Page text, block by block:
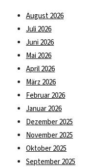
August 2026
Juli 2026
Juni 2026
Mai 2026
April 2026
März 2026
Februar 2026
Januar 2026
Dezember 2025
November 2025
Oktober 2025
September 2025